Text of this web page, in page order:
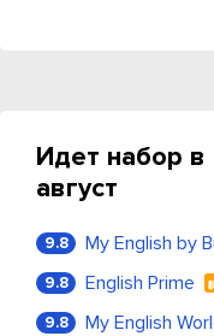
Идет набор в
август
9.8
9.8 English Prime
9.8 My English